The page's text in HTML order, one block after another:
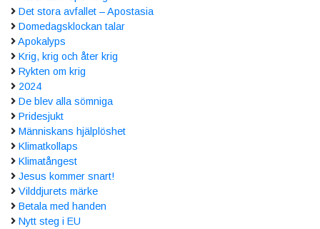
Det stora avfallet – Apostasia
Domedagsklockan talar
Apokalyps
Krig, krig och åter krig
Rykten om krig
2024
De blev alla sömniga
Pridesjukt
Människans hjälplöshet
Klimatkollaps
Klimatångest
Jesus kommer snart!
Vilddjurets märke
Betala med handen
Nytt steg i EU